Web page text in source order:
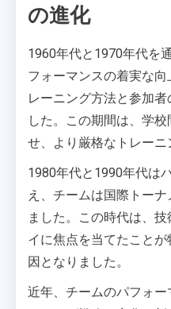
の進化
1960年代と1970年代を
フォーマンスの着実な
レーニング方法と参加
した。この期間は、学
せ、より厳格なトレーニ
1980年代と1990年代は
え、チームは国際トー
ました。この時代は、
イに焦点を当てたこと
因となりました。
近年、チームのパフォ